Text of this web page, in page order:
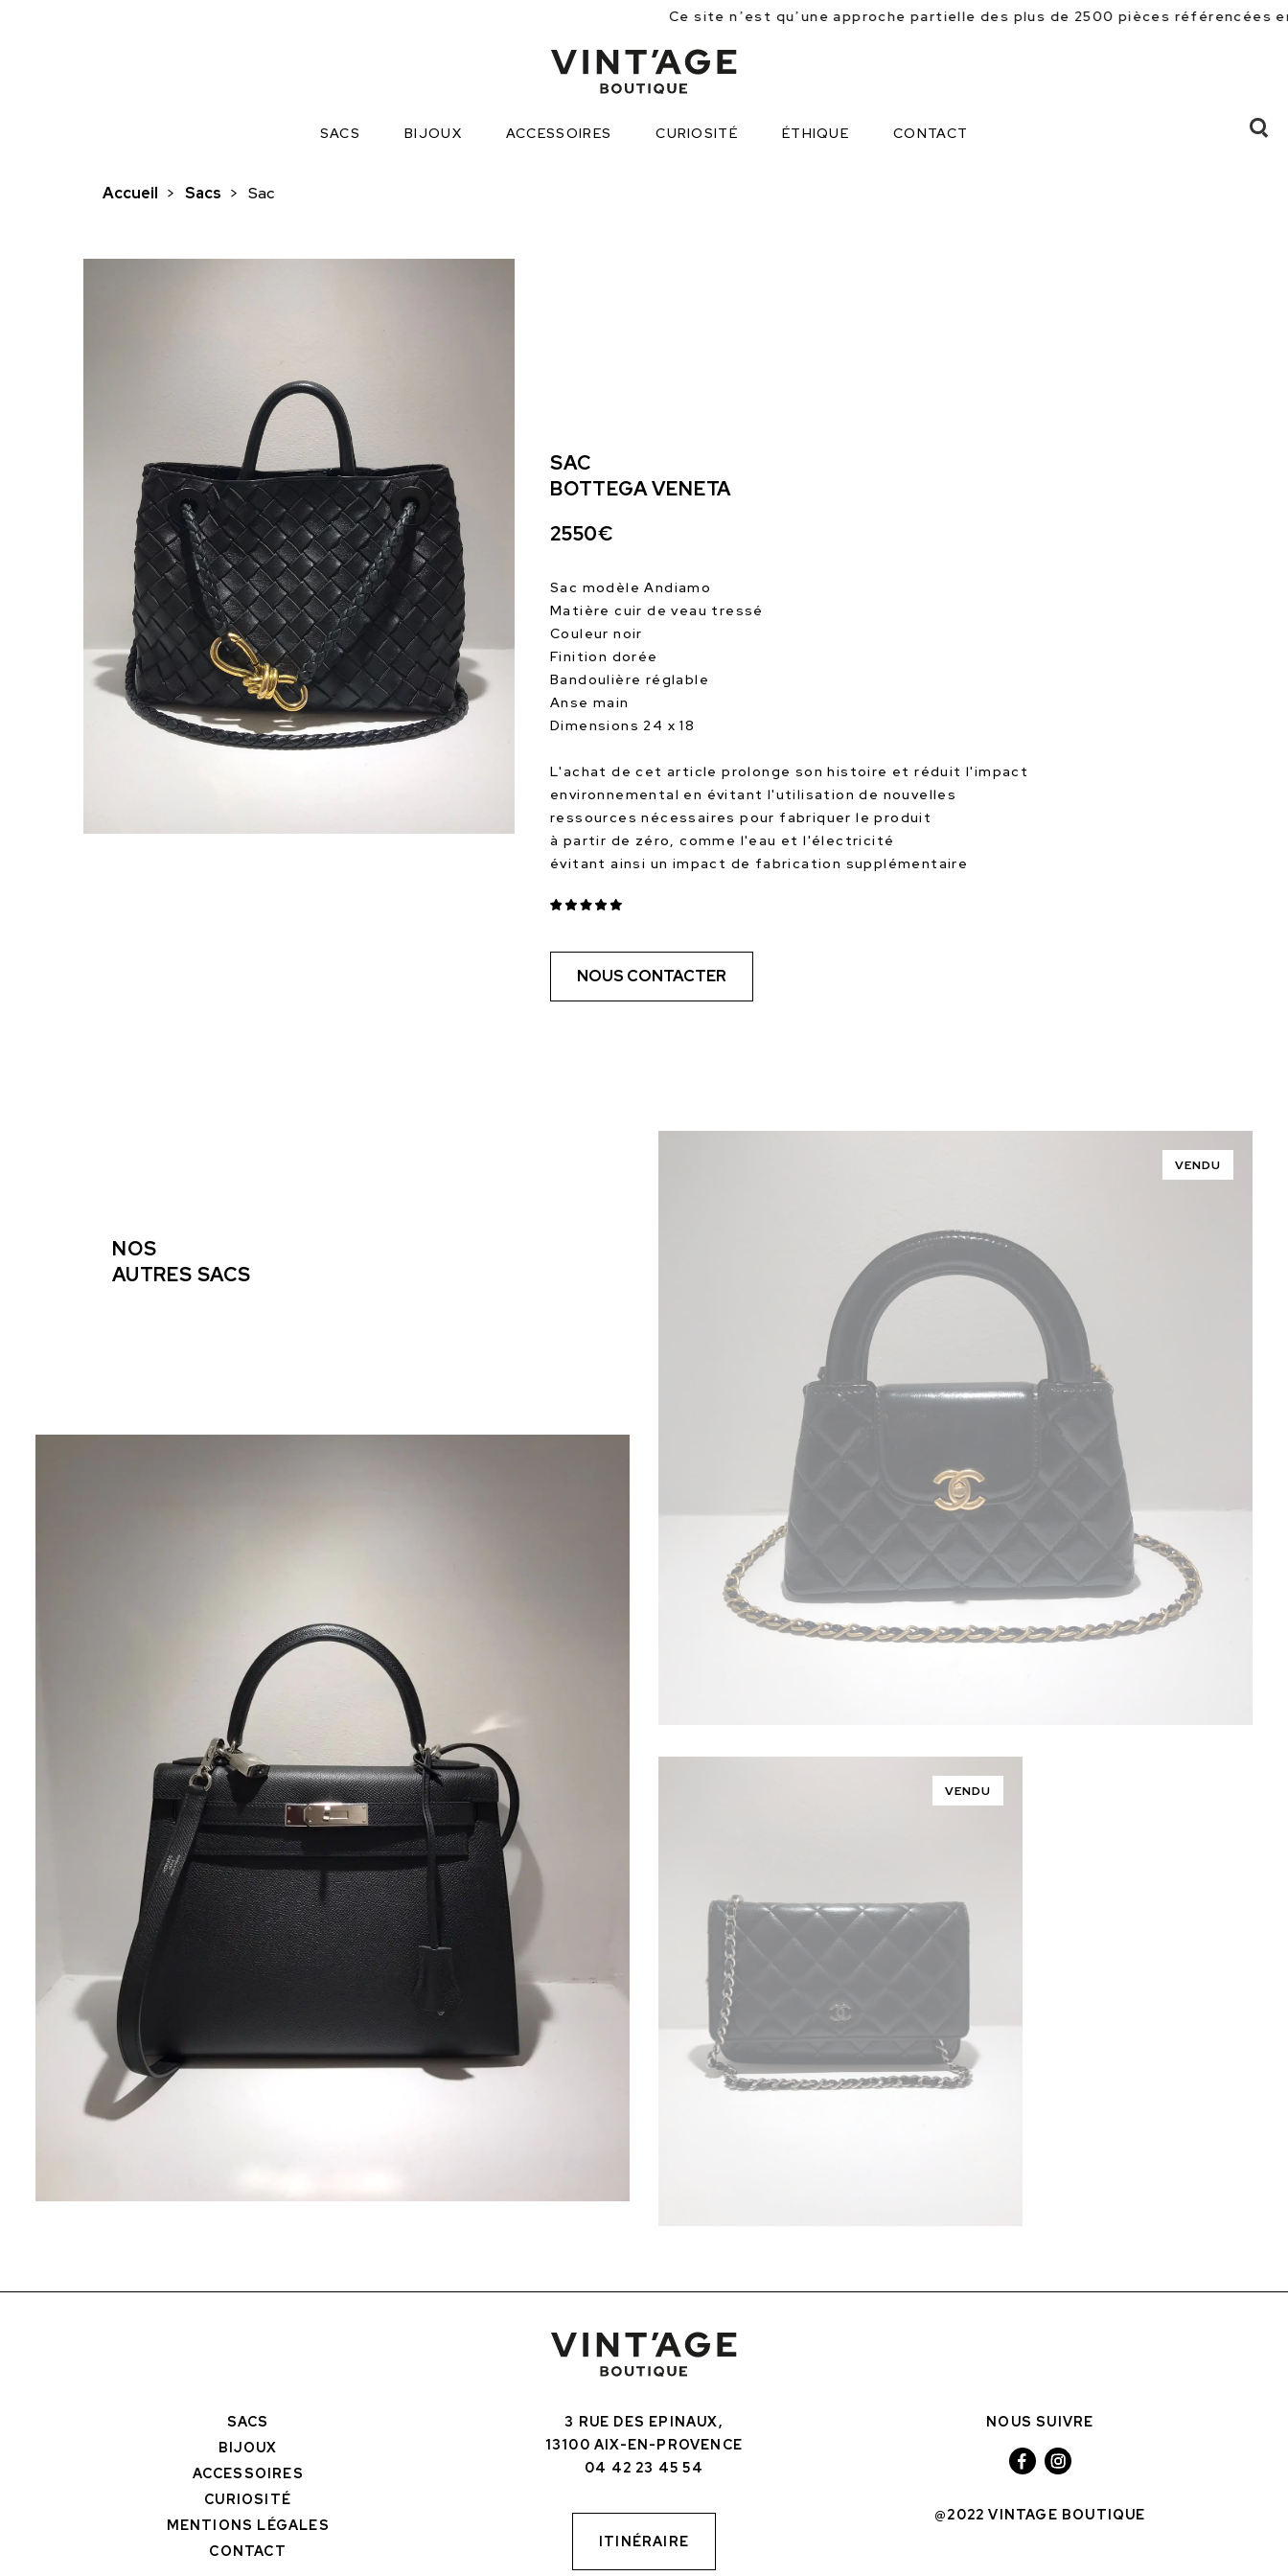
Ce site n’est qu’une approche partielle des plus de 2500 pièces référencées en magasin.
SACS BIJOUX ACCESSOIRES CURIOSITÉ ÉTHIQUE CONTACT
Accueil > Sacs > Sac
SAC
BOTTEGA VENETA
2550€
Sac modèle Andiamo
Matière cuir de veau tressé
Couleur noir
Finition dorée
Bandoulière réglable
Anse main
Dimensions 24 x 18
L'achat de cet article prolonge son histoire et réduit l'impact
environnemental en évitant l'utilisation de nouvelles
ressources nécessaires pour fabriquer le produit
à partir de zéro, comme l'eau et l'électricité
évitant ainsi un impact de fabrication supplémentaire
NOUS CONTACTER
NOS
AUTRES SACS
VENDU
VENDU
SACS
BIJOUX
ACCESSOIRES
CURIOSITÉ
MENTIONS LÉGALES
CONTACT
3 RUE DES EPINAUX,
13100 AIX-EN-PROVENCE
04 42 23 45 54
ITINÉRAIRE
NOUS SUIVRE
@2022 VINTAGE BOUTIQUE